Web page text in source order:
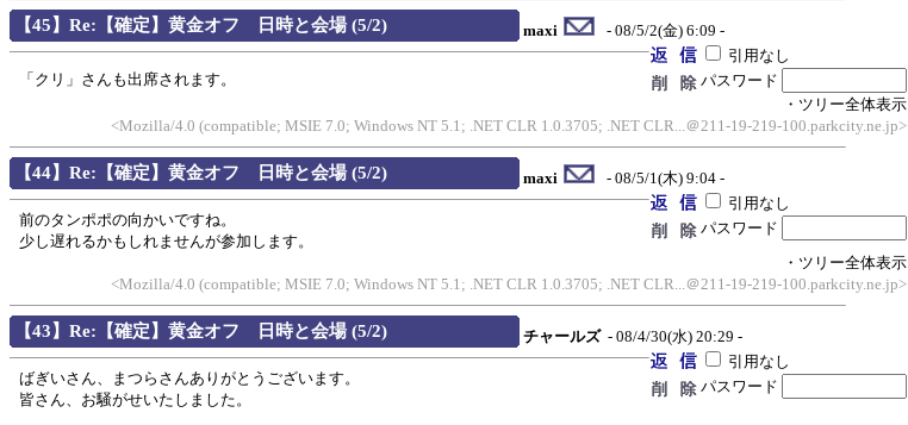
【45】Re:【確定】黄金オフ 日時と会場 (5/2) maxi
- 08/5/2(金) 6:09 -
引用なし
パスワード
「クリ」さんも出席されます。
・ツリー全体表示
<Mozilla/4.0 (compatible; MSIE 7.0; Windows NT 5.1; .NET CLR 1.0.3705; .NET CLR...＠211-19-219-100.parkcity.ne.jp>
【44】Re:【確定】黄金オフ 日時と会場 (5/2) maxi
- 08/5/1(木) 9:04 -
引用なし
パスワード
前のタンポポの向かいですね。
少し遅れるかもしれませんが参加します。
・ツリー全体表示
<Mozilla/4.0 (compatible; MSIE 7.0; Windows NT 5.1; .NET CLR 1.0.3705; .NET CLR...＠211-19-219-100.parkcity.ne.jp>
【43】Re:【確定】黄金オフ 日時と会場 (5/2) チャールズ - 08/4/30(水) 20:29 -
引用なし
パスワード
ばぎいさん、まつらさんありがとうございます。
皆さん、お騒がせいたしました。